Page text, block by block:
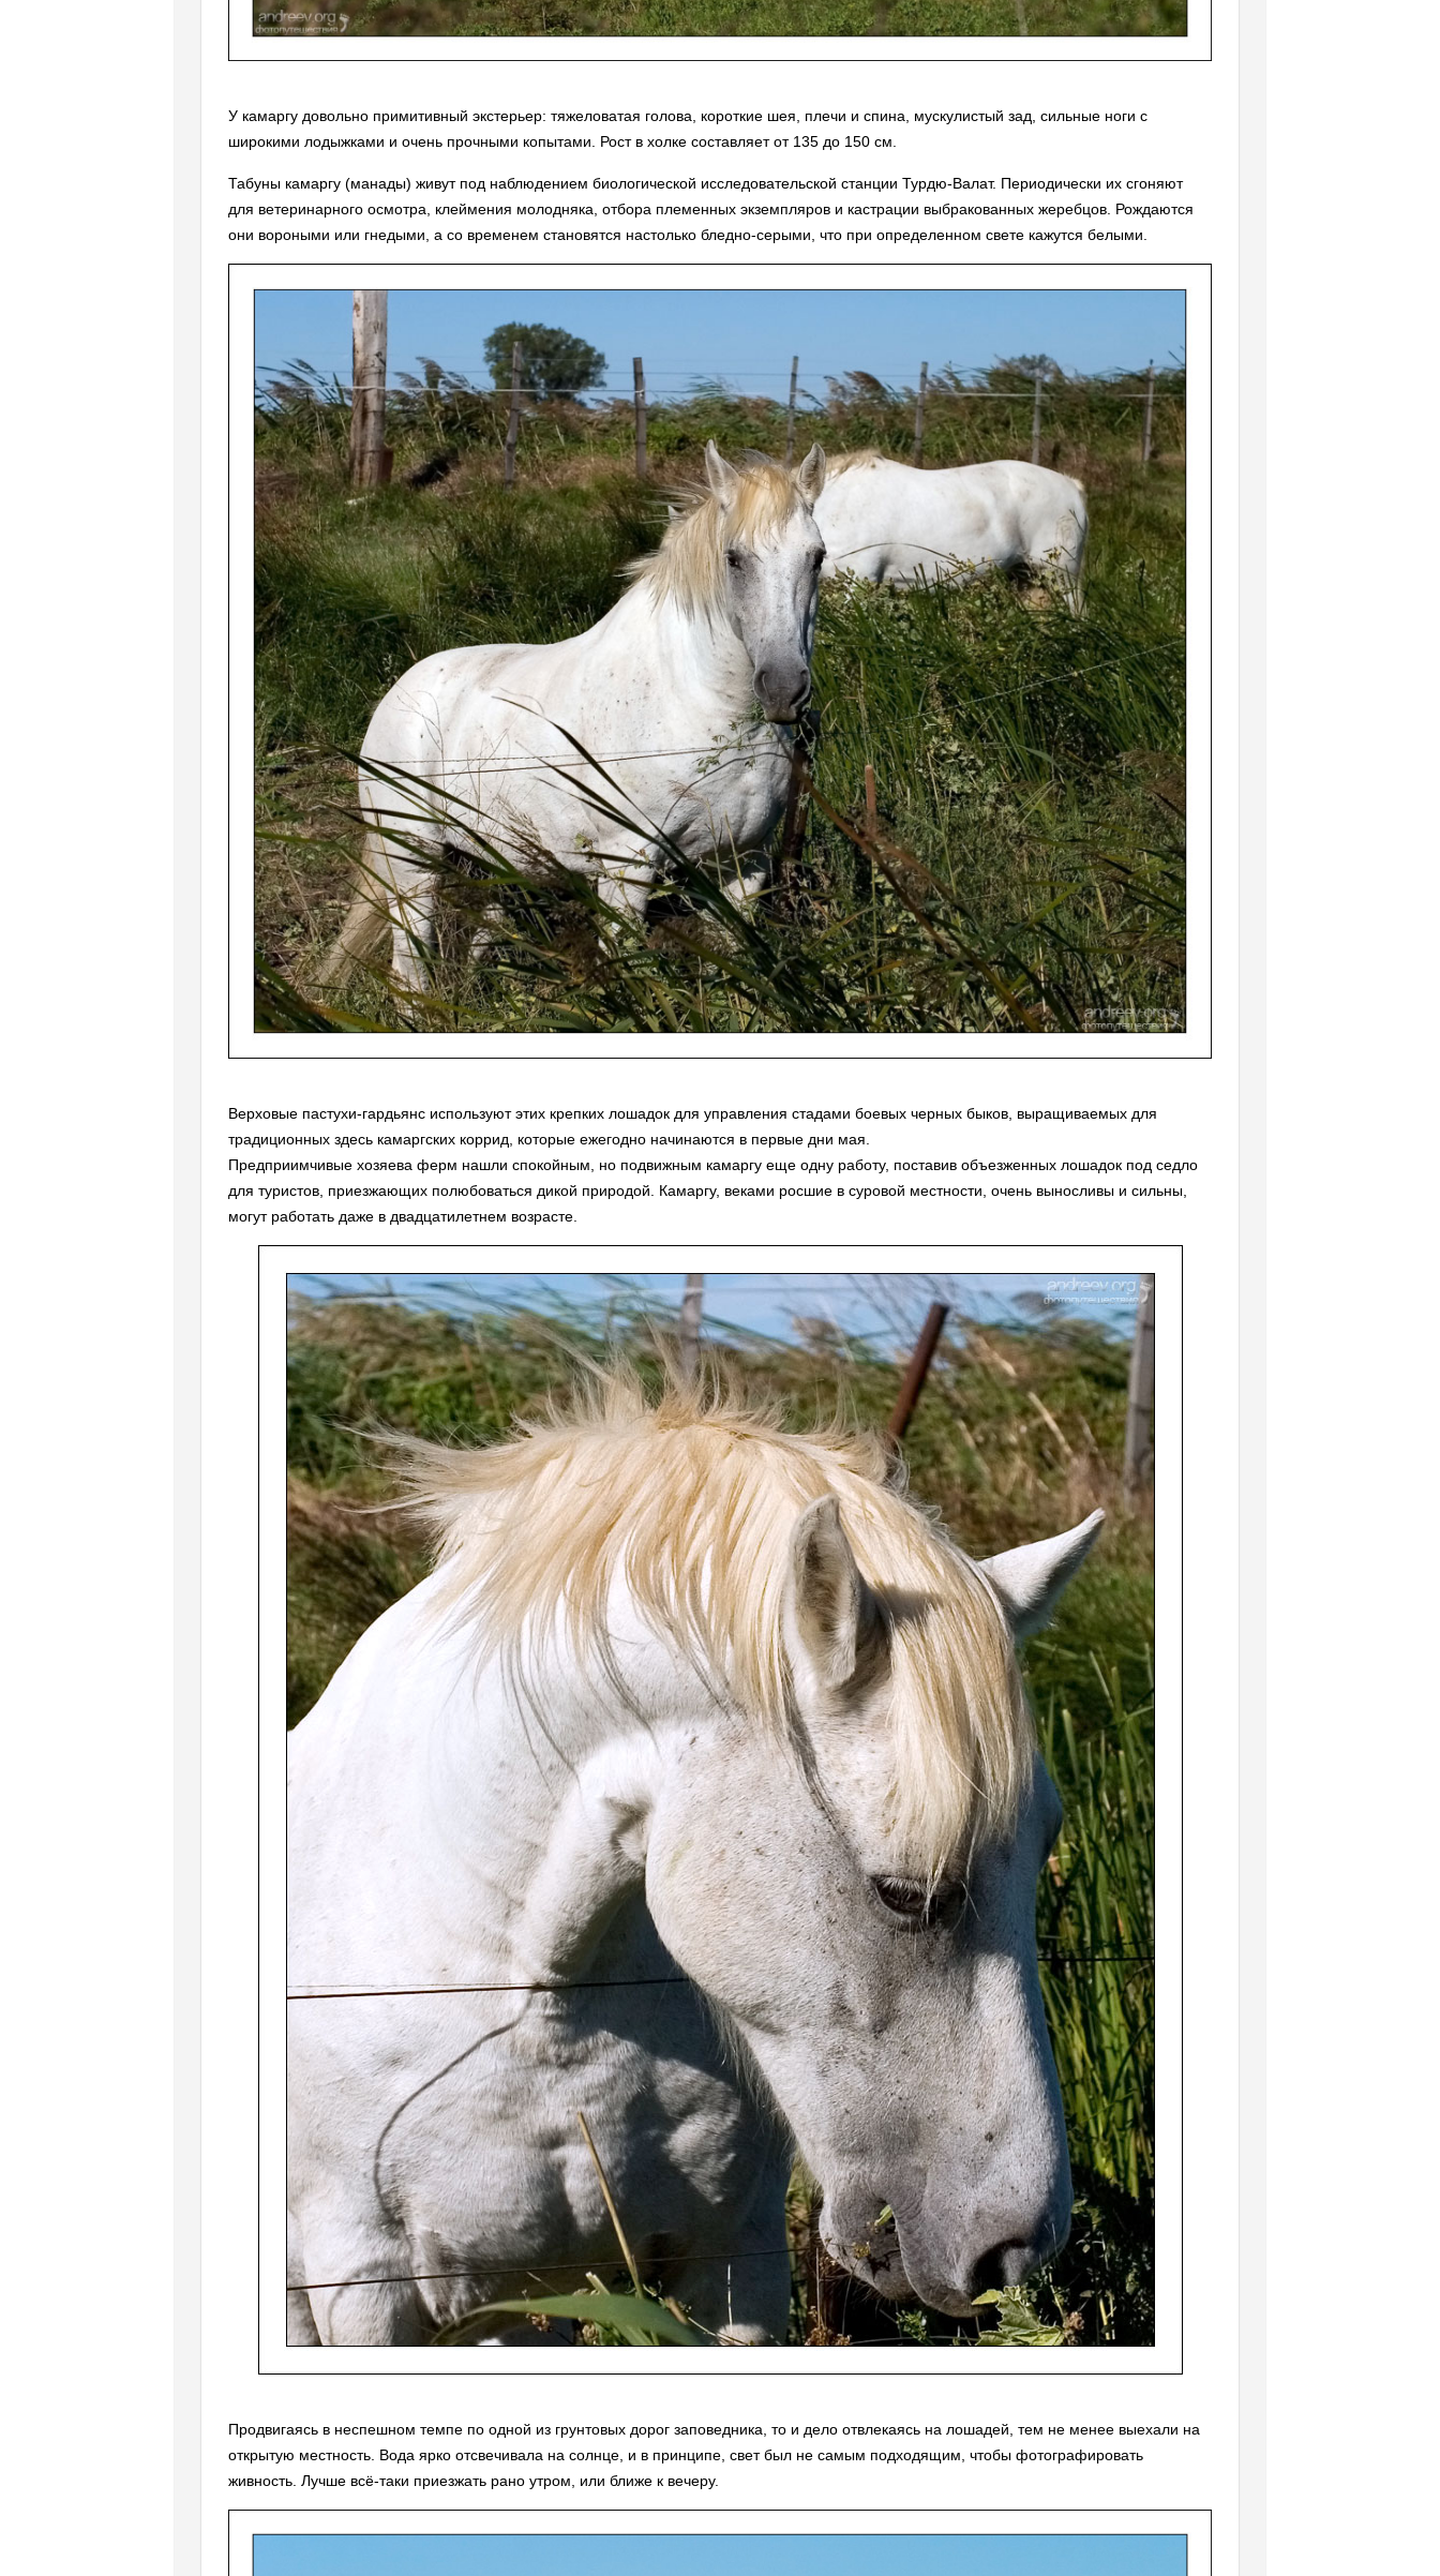
У камаргу довольно примитивный экстерьер: тяжеловатая голова, короткие шея, плечи и спина, мускулистый зад, сильные ноги с
широкими лодыжками и очень прочными копытами. Рост в холке составляет от 135 до 150 см.
Табуны камаргу (манады) живут под наблюдением биологической исследовательской станции Турдю-Валат. Периодически их сгоняют
для ветеринарного осмотра, клеймения молодняка, отбора племенных экземпляров и кастрации выбракованных жеребцов. Рождаются
они вороными или гнедыми, а со временем становятся настолько бледно-серыми, что при определенном свете кажутся белыми.
Верховые пастухи-гардьянс используют этих крепких лошадок для управления стадами боевых черных быков, выращиваемых для
традиционных здесь камаргских коррид, которые ежегодно начинаются в первые дни мая.
Предприимчивые хозяева ферм нашли спокойным, но подвижным камаргу еще одну работу, поставив объезженных лошадок под седло
для туристов, приезжающих полюбоваться дикой природой. Камаргу, веками росшие в суровой местности, очень выносливы и сильны,
могут работать даже в двадцатилетнем возрасте.
Продвигаясь в неспешном темпе по одной из грунтовых дорог заповедника, то и дело отвлекаясь на лошадей, тем не менее выехали на
открытую местность. Вода ярко отсвечивала на солнце, и в принципе, свет был не самым подходящим, чтобы фотографировать
живность. Лучше всё-таки приезжать рано утром, или ближе к вечеру.